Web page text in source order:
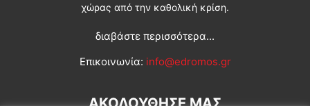
χώρας από την καθολική κρίση.
διαβάστε περισσότερα...
Επικοινωνία: info@edromos.gr
ΑΚΟΛΟΥΘΗΣΕ ΜΑΣ